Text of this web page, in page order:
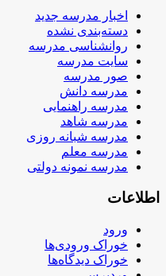
اخبار مدرسه جدید
دسته‌بندی نشده
روانشناسی مدرسه
سایت مدرسه
صور مدرسه
مدرسه دانش
مدرسه راهنمایی
مدرسه شاهد
مدرسه شبانه روزی
مدرسه معلم
مدرسه نمونه دولتی
اطلاعات
ورود
خوراک ورودی‌ها
خوراک دیدگاه‌ها